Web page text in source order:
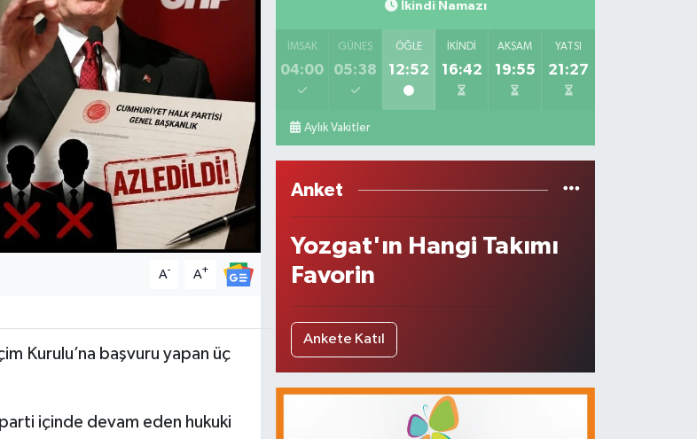
A- A+
Kurulu’na başvuru yapan üç
içinde devam eden hukuki
İkindi Namazı
İMSAK
04:00
GÜNEŞ
05:38
ÖĞLE
12:52
İKINDI
16:42
AKŞAM
19:55
YATSI
21:27
Aylık Vakitler
Anket
Yozgat'ın Hangi Takımı
Favorin
Ankete Katıl